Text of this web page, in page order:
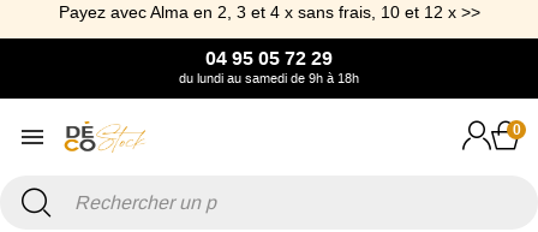
Payez avec Alma en 2, 3 et 4 x sans frais, 10 et 12 x >>
04 95 05 72 29
du lundi au samedi de 9h à 18h
0